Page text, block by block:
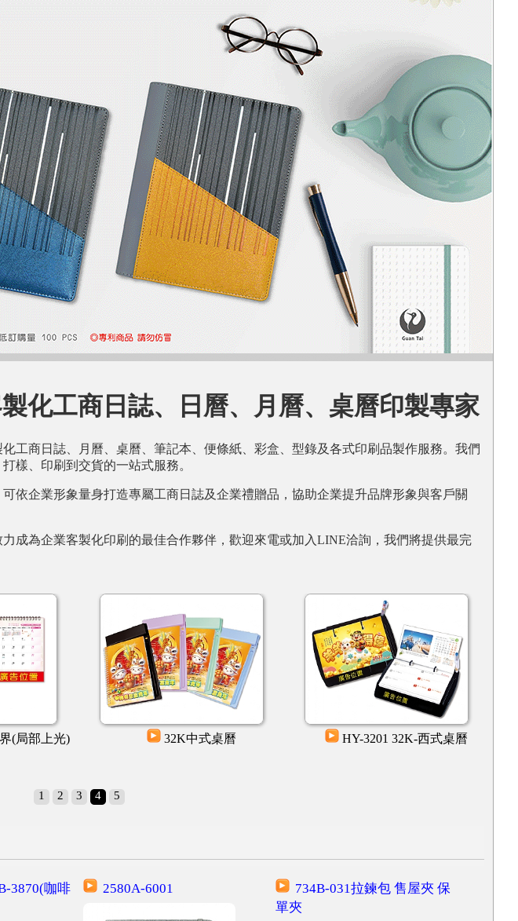
化工商日誌、日曆、月曆、桌曆印製專家
工商日誌、月曆、桌曆、筆記本、便條紙、彩盒、型錄及各式印刷品製作服務。我們
樣、印刷到交貨的一站式服務。
依企業形象量身打造專屬工商日誌及企業禮贈品，協助企業提升品牌形象與客戶關
成為企業客製化印刷的最佳合作夥伴，歡迎來電或加入LINE洽詢，我們將提供最完
(局部上光) 32K中式桌曆 HY-3201 32K-西式桌曆
1 2 3 4 5
3870(咖啡
2580A-6001
734B-031拉鍊包 售屋夾 保
單夾